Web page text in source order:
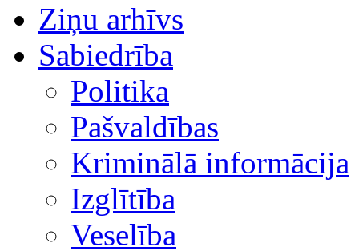
Ziņu arhīvs
Sabiedrība
Politika
Pašvaldības
Kriminālā informācija
Izglītība
Veselība